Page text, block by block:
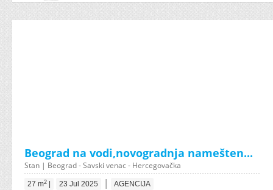
Beograd na vodi,novogradnja namešten...
Stan | Beograd - Savski venac - Hercegovačka
27 m2 23 Jul 2025 | AGENCIJA